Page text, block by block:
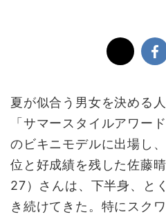
夏が似合う男女を決める
「サマースタイルアワー
のビキニモデルに出場し
位と好成績を残した佐藤
27）さんは、下半身、と
き続けてきた。特にスク